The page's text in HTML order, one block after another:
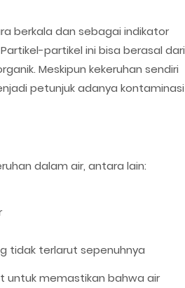
berkala dan sebagai indikator
partikel ini bisa berasal dari
Meskipun kekeruhan sendiri
petunjuk adanya kontaminasi
dalam air, antara lain:
tidak terlarut sepenuhnya
untuk memastikan bahwa air